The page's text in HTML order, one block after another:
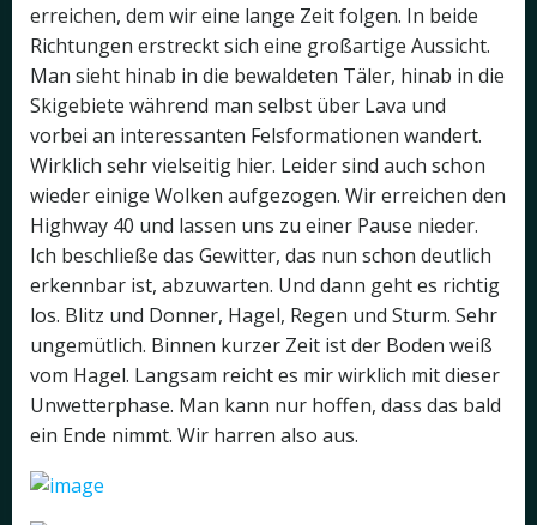
erreichen, dem wir eine lange Zeit folgen. In beide
Richtungen erstreckt sich eine großartige Aussicht.
Man sieht hinab in die bewaldeten Täler, hinab in die
Skigebiete während man selbst über Lava und
vorbei an interessanten Felsformationen wandert.
Wirklich sehr vielseitig hier. Leider sind auch schon
wieder einige Wolken aufgezogen. Wir erreichen den
Highway 40 und lassen uns zu einer Pause nieder.
Ich beschließe das Gewitter, das nun schon deutlich
erkennbar ist, abzuwarten. Und dann geht es richtig
los. Blitz und Donner, Hagel, Regen und Sturm. Sehr
ungemütlich. Binnen kurzer Zeit ist der Boden weiß
vom Hagel. Langsam reicht es mir wirklich mit dieser
Unwetterphase. Man kann nur hoffen, dass das bald
ein Ende nimmt. Wir harren also aus.